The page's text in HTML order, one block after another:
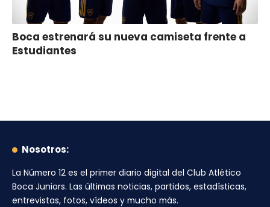
Boca estrenará su nueva camiseta frente a
Estudiantes
Nosotros:
La Número 12 es el primer diario digital del Club Atlético
Boca Juniors. Las últimas noticias, partidos, estadísticas,
entrevistas, fotos, vídeos y mucho más.